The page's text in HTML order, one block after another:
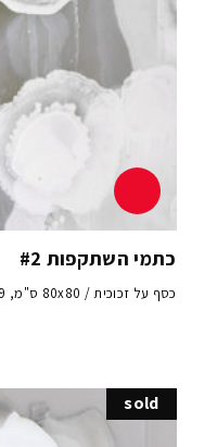
כתמי השתקפות #2
כסף על זכוכית / 80x80 ס"מ, 2019
sold